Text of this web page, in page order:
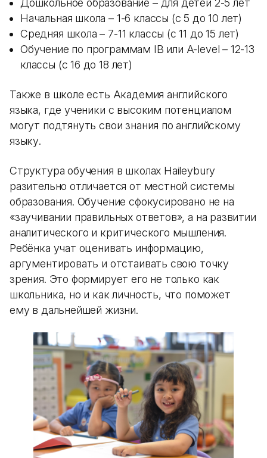
Дошкольное образование – для детей 2-5 лет
Начальная школа – 1-6 классы (с 5 до 10 лет)
Средняя школа – 7-11 классы (с 11 до 15 лет)
Обучение по программам IB или A-level – 12-13
классы (с 16 до 18 лет)
Также в школе есть Академия английского
языка, где ученики с высоким потенциалом
могут подтянуть свои знания по английскому
языку.
Структура обучения в школах Haileybury
разительно отличается от местной системы
образования. Обучение сфокусировано не на
«заучивании правильных ответов», а на развитии
аналитического и критического мышления.
Ребёнка учат оценивать информацию,
аргументировать и отстаивать свою точку
зрения. Это формирует его не только как
школьника, но и как личность, что поможет
ему в дальнейшей жизни.